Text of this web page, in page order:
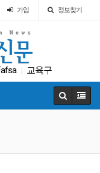
가입 정보찾기
교육구
입학원서